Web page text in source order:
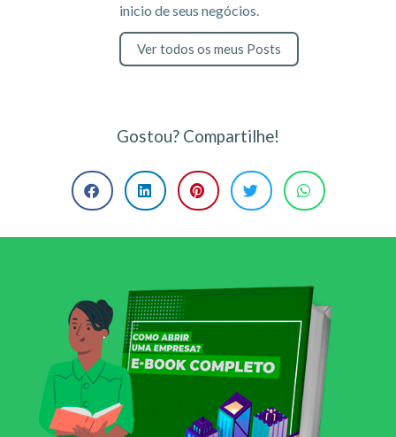
inicio de seus negócios.
Ver todos os meus Posts
Gostou? Compartilhe!